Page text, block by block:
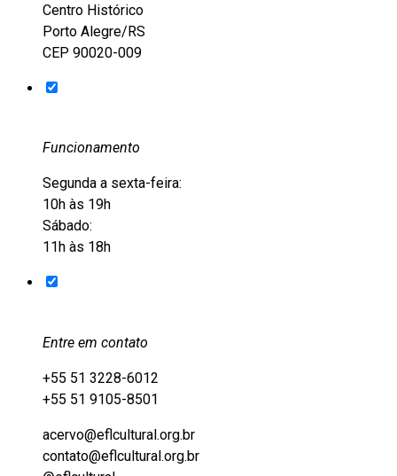
Centro Histórico
Porto Alegre/RS
CEP 90020-009
Funcionamento
Segunda a sexta-feira:
10h às 19h
Sábado:
11h às 18h
Entre em contato
+55 51 3228-6012
+55 51 9105-8501
acervo@eflcultural.org.br
contato@eflcultural.org.br